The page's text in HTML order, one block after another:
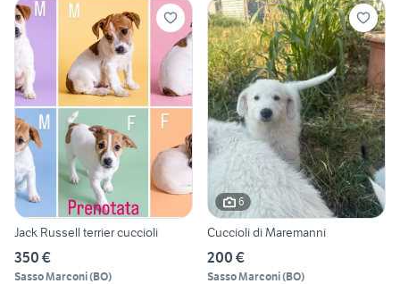
Jack Russell terrier cuccioli
350 €
Sasso Marconi(BO)
6
Cuccioli di Maremanni
200 €
Sasso Marconi(BO)